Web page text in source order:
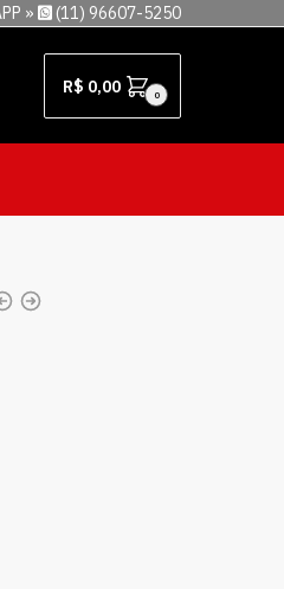
» (11) 96607-5250
R$ 0,00 0